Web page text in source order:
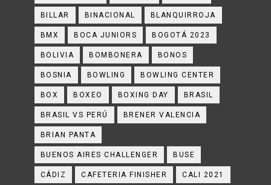
BILLAR BINACIONAL BLANQUIRROJA
BMX BOCA JUNIORS BOGOTÁ 2023
BOLIVIA BOMBONERA BONOS
BOSNIA BOWLING BOWLING CENTER
BOX BOXEO BOXING DAY BRASIL
BRASIL VS PERÚ BRENER VALENCIA
BRIAN PANTA
BUENOS AIRES CHALLENGER BUSE
CÁDIZ CAFETERIA FINISHER CALI 2021